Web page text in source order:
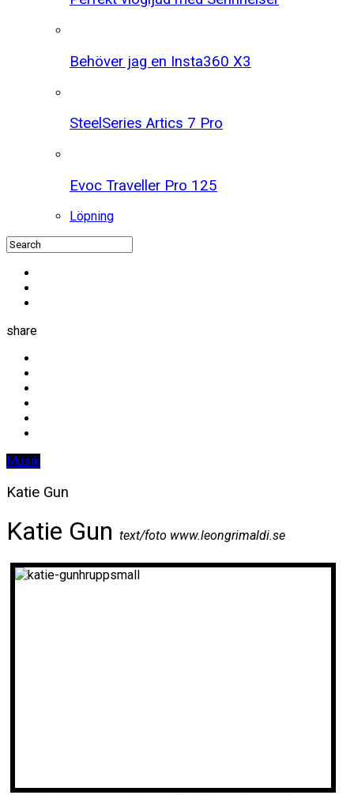
Behöver jag en Insta360 X3
SteelSeries Artics 7 Pro
Evoc Traveller Pro 125
Löpning
share
Musik
Katie Gun
Katie Gun text/foto www.leongrimaldi.se